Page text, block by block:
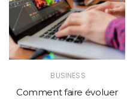
BUSINESS
Comment faire évoluer